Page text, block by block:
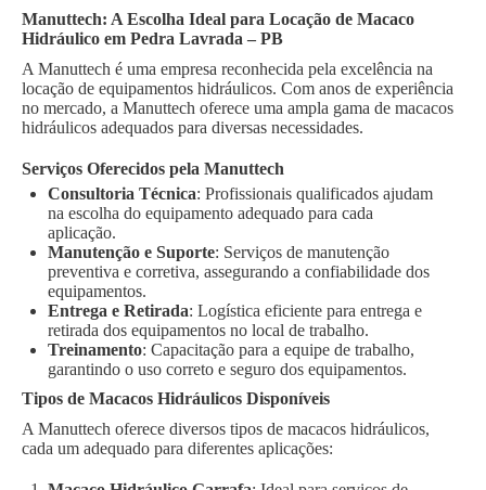
Manuttech: A Escolha Ideal para Locação de Macaco
Hidráulico em Pedra Lavrada – PB
A Manuttech é uma empresa reconhecida pela excelência na
locação de equipamentos hidráulicos. Com anos de experiência
no mercado, a Manuttech oferece uma ampla gama de macacos
hidráulicos adequados para diversas necessidades.
Serviços Oferecidos pela Manuttech
Consultoria Técnica: Profissionais qualificados ajudam
na escolha do equipamento adequado para cada
aplicação.
Manutenção e Suporte: Serviços de manutenção
preventiva e corretiva, assegurando a confiabilidade dos
equipamentos.
Entrega e Retirada: Logística eficiente para entrega e
retirada dos equipamentos no local de trabalho.
Treinamento: Capacitação para a equipe de trabalho,
garantindo o uso correto e seguro dos equipamentos.
Tipos de Macacos Hidráulicos Disponíveis
A Manuttech oferece diversos tipos de macacos hidráulicos,
cada um adequado para diferentes aplicações: